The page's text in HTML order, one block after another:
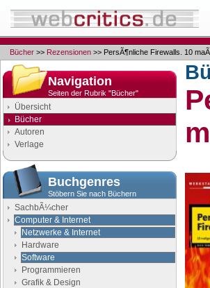
Bücher >> Rezensionen >> PersÃ¶nliche Firewalls. 10
Navigation
Seiten der Rubrik "Bücher"
Übersicht
Bücher
Autoren
Verlage
Buchgenres
Stöbern Sie nach Büchern
SachbÃ¼cher
Computer & Internet
Netzwerke & Internet
Hardware
Software
Programmieren
Grafik & Design